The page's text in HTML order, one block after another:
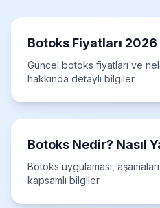
Botoks Fiyatları 2026
Güncel botoks fiyatları ve
hakkında detaylı bilgiler.
Botoks Nedir? Nasıl
Botoks uygulaması,
kapsamlı bilgiler.